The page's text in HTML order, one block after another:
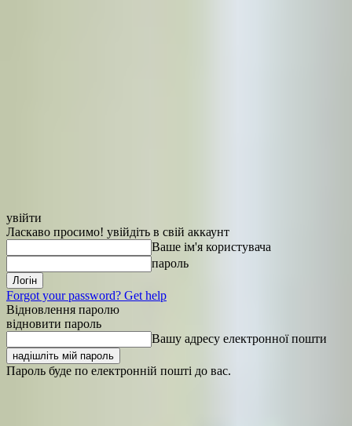
увійти
Ласкаво просимо! увійдіть в свій аккаунт
Ваше ім'я користувача
пароль
Forgot your password? Get help
Відновлення паролю
відновити пароль
Вашу адресу електронної пошти
Пароль буде по електронній пошті до вас.